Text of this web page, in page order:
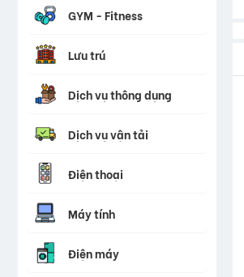
GYM - Fitness
Lưu trú
Dịch vụ thông dụng
Dịch vụ vận tải
Điện thoại
Máy tính
Điện máy